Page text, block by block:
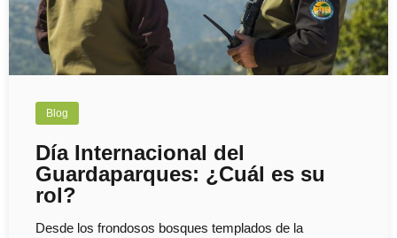
Blog
Día Internacional del
Guardaparques: ¿Cuál es su
rol?
Desde los frondosos bosques templados de la